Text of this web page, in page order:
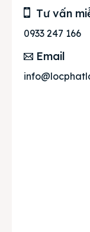
Tư vấn
0933 247 166
Email